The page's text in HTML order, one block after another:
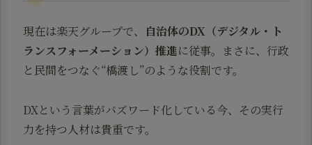
現在は楽天グループで、
自治体のDX（デジタル・ト
ランスフォーメーション）推進に従事。まさに、行政
と民間をつなぐ“橋渡し”のような役割です。
DXという言葉がバズワード化している今、その実行
力を持つ人材は貴重です。